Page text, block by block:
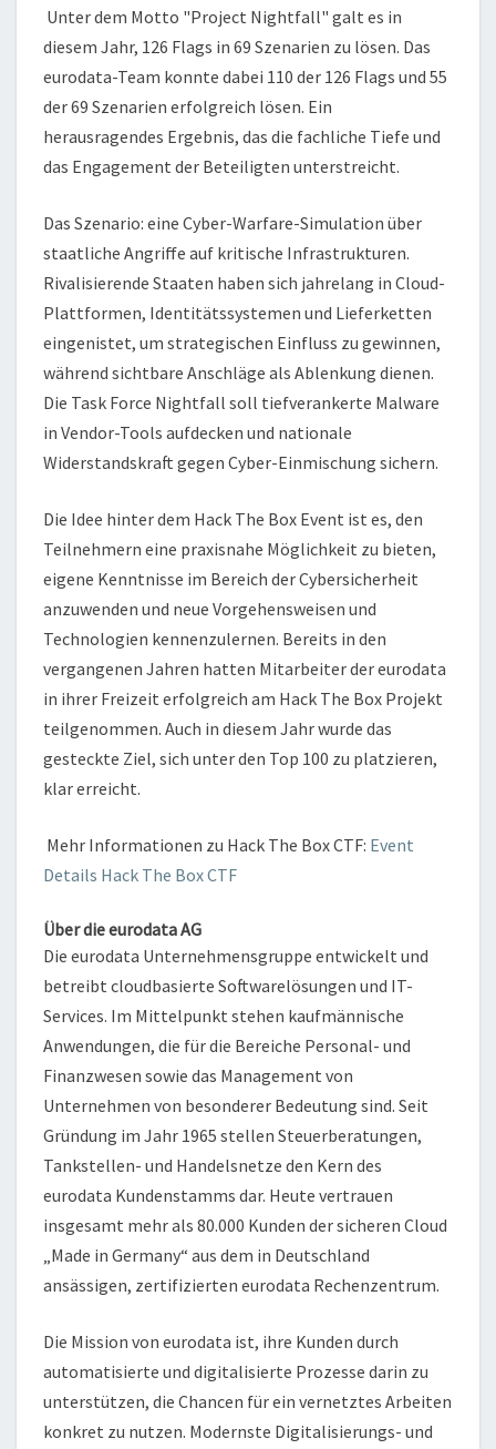
Unter dem Motto "Project Nightfall" galt es in
diesem Jahr, 126 Flags in 69 Szenarien zu lösen. Das
eurodata-Team konnte dabei 110 der 126 Flags und 55
der 69 Szenarien erfolgreich lösen. Ein
herausragendes Ergebnis, das die fachliche Tiefe und
das Engagement der Beteiligten unterstreicht.
Das Szenario: eine Cyber-Warfare-Simulation über
staatliche Angriffe auf kritische Infrastrukturen.
Rivalisierende Staaten haben sich jahrelang in Cloud-
Plattformen, Identitätssystemen und Lieferketten
eingenistet, um strategischen Einfluss zu gewinnen,
während sichtbare Anschläge als Ablenkung dienen.
Die Task Force Nightfall soll tiefverankerte Malware
in Vendor-Tools aufdecken und nationale
Widerstandskraft gegen Cyber-Einmischung sichern.
Die Idee hinter dem Hack The Box Event ist es, den
Teilnehmern eine praxisnahe Möglichkeit zu bieten,
eigene Kenntnisse im Bereich der Cybersicherheit
anzuwenden und neue Vorgehensweisen und
Technologien kennenzulernen. Bereits in den
vergangenen Jahren hatten Mitarbeiter der eurodata
in ihrer Freizeit erfolgreich am Hack The Box Projekt
teilgenommen. Auch in diesem Jahr wurde das
gesteckte Ziel, sich unter den Top 100 zu platzieren,
klar erreicht.
Mehr Informationen zu Hack The Box CTF: Event
Details Hack The Box CTF
Über die eurodata AG
Die eurodata Unternehmensgruppe entwickelt und
betreibt cloudbasierte Softwarelösungen und IT-
Services. Im Mittelpunkt stehen kaufmännische
Anwendungen, die für die Bereiche Personal- und
Finanzwesen sowie das Management von
Unternehmen von besonderer Bedeutung sind. Seit
Gründung im Jahr 1965 stellen Steuerberatungen,
Tankstellen- und Handelsnetze den Kern des
eurodata Kundenstamms dar. Heute vertrauen
insgesamt mehr als 80.000 Kunden der sicheren Cloud
„Made in Germany“ aus dem in Deutschland
ansässigen, zertifizierten eurodata Rechenzentrum.
Die Mission von eurodata ist, ihre Kunden durch
automatisierte und digitalisierte Prozesse darin zu
unterstützen, die Chancen für ein vernetztes Arbeiten
konkret zu nutzen. Modernste Digitalisierungs- und